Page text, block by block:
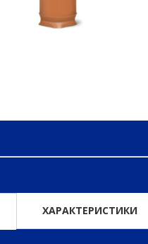
ХАРАКТЕРИСТИКИ